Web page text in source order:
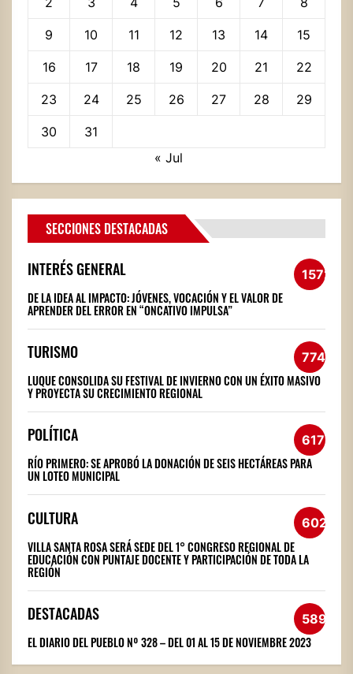
9 10 11 12 13 14 15
16 17 18 19 20 21 22
23 24 25 26 27 28 29
30
31
« Jul
SECCIONES DESTACADAS
INTERÉS GENERAL 1572
DE LA IDEA AL IMPACTO: JÓVENES, VOCACIÓN Y EL VALOR DE
APRENDER DEL ERROR EN “ONCATIVO IMPULSA”
TURISMO 774
LUQUE CONSOLIDA SU FESTIVAL DE INVIERNO CON UN ÉXITO MASIVO
Y PROYECTA SU CRECIMIENTO REGIONAL
POLÍTICA 617
RÍO PRIMERO: SE APROBÓ LA DONACIÓN DE SEIS HECTÁREAS PARA
UN LOTEO MUNICIPAL
CULTURA 602
VILLA SANTA ROSA SERÁ SEDE DEL 1° CONGRESO REGIONAL DE
EDUCACIÓN CON PUNTAJE DOCENTE Y PARTICIPACIÓN DE TODA LA
REGIÓN
DESTACADAS 589
EL DIARIO DEL PUEBLO Nº 328 – DEL 01 AL 15 DE NOVIEMBRE 2023